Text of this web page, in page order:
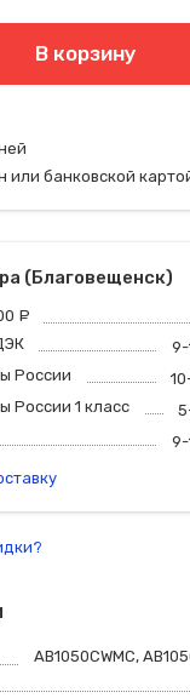
В корзину
или банковской
(Благовещенск)
9-
России
России 1 класс
9-
AB1050CWMC,